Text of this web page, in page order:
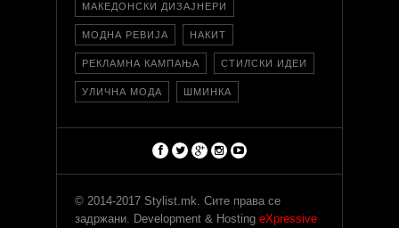
МАКЕДОНСКИ ДИЗАЈНЕРИ
МОДНА РЕВИЈА НАКИТ
РЕКЛАМНА КАМПАЊА СТИЛСКИ ИДЕИ
УЛИЧНА МОДА ШМИНКА
© 2014-2017 Stylist.mk. Сите права се
задржани. Development & Hosting eXpressive